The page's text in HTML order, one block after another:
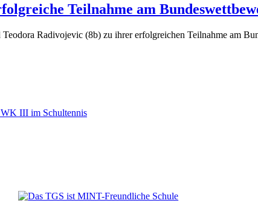
Teilnahme am
Radivojevic (8b) zu ihrer erfolgreichen Teilnahme am
WK III im Schultennis